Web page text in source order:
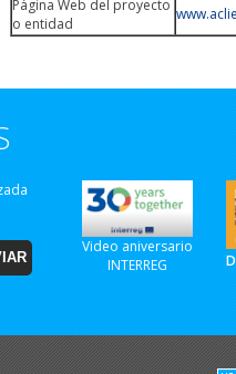
Página Web del proyecto
o entidad
Video aniversario
INTERREG